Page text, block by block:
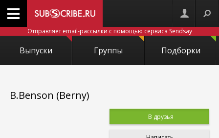
Отправляет email-рассылки с помощью сервиса Sendsay
Выпуски Группы Подборки
B.Benson (Berny)
В друзья